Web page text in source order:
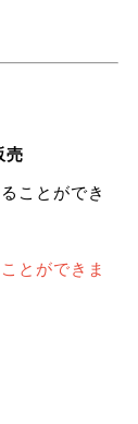
売
ことができ
とができま